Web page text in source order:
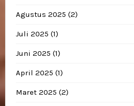
Agustus 2025 (2)
Juli 2025 (1)
Juni 2025 (1)
April 2025 (1)
Maret 2025 (2)